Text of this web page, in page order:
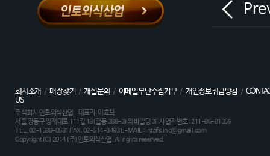
회사소개 /매장찾기 /개설문의 / 이메일무단수집거부/ 개인정보취급방침 /
US
주식회사 인토외식산업 대표자: 이효복
서울 강동구 양재대로 111길 18(길동 388-3) 와바빌딩 3F 사업자번호 : 211-86-81359
TEL. 02-1588-0581 FAX. 02-514-3493 E-MAIL : intofs.inc@gmail.com
Copyright(C) 2014 (주)인토외식산업. All rights reserved.